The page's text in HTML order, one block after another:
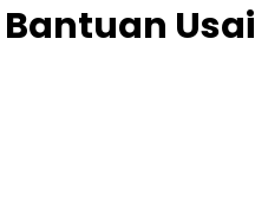
Usai